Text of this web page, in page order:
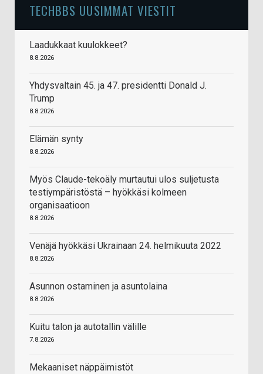
TECHBBS UUSIMMAT VIESTIT
Laadukkaat kuulokkeet?
8.8.2026
Yhdysvaltain 45. ja 47. presidentti Donald J.
Trump
8.8.2026
Elämän synty
8.8.2026
Myös Claude-tekoäly murtautui ulos suljetusta
testiympäristöstä – hyökkäsi kolmeen
organisaatioon
8.8.2026
Venäjä hyökkäsi Ukrainaan 24. helmikuuta 2022
8.8.2026
Asunnon ostaminen ja asuntolaina
8.8.2026
Kuitu talon ja autotallin välille
7.8.2026
Mekaaniset näppäimistöt